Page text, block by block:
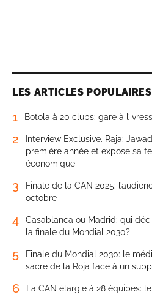
LES ARTICLES POPULAIRES
1 Botola à 20 clubs: gare à
2
Interview Exclusive. Raja:
première année et expose sa
économique
3
Finale de la CAN 2025:
octobre
4
Casablanca ou Madrid: qui
la finale du Mondial 2030?
5
Finale du Mondial 2030: le
sacre de la Roja face à un
6 La CAN élargie à 28 équipes: